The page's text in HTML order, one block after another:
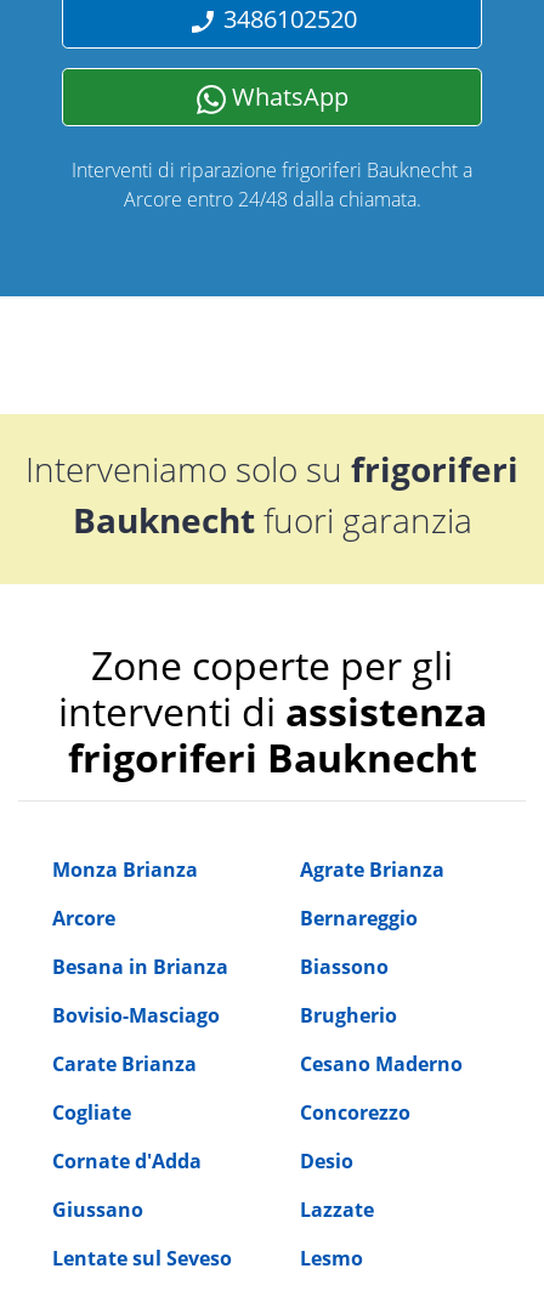
3486102520
WhatsApp
Interventi di riparazione frigoriferi Bauknecht a
Arcore entro 24/48 dalla chiamata.
Interveniamo solo su frigoriferi
Bauknechtfuori garanzia
Zone coperte per gli
interventi di assistenza
frigoriferi Bauknecht
Monza Brianza
Agrate Brianza
Arcore
Bernareggio
Besana in Brianza
Biassono
Bovisio-Masciago
Brugherio
Carate Brianza
Cesano Maderno
Cogliate
Concorezzo
Cornate d'Adda
Desio
Giussano
Lazzate
Lentate sul Seveso
Lesmo